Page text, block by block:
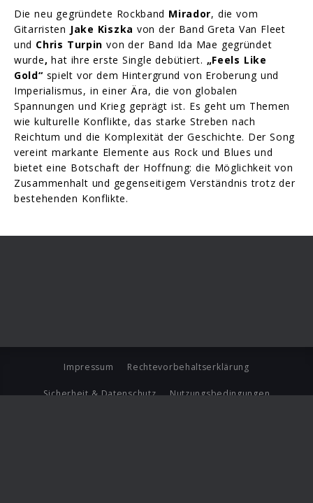
Die neu gegründete Rockband Mirador, die vom
Gitarristen Jake Kiszka von der Band Greta Van Fleet
und Chris Turpin von der Band Ida Mae gegründet
wurde,hat ihre erste Single debütiert. „Feels Like
Gold“ spielt vor dem Hintergrund von Eroberung und
Imperialismus, in einer Ära, die von globalen
Spannungen und Krieg geprägt ist. Es geht um Themen
wie kulturelle Konflikte, das starke Streben nach
Reichtum und die Komplexität der Geschichte. Der Song
vereint markante Elemente aus Rock und Blues und
bietet eine Botschaft der Hoffnung: die Möglichkeit von
Zusammenhalt und gegenseitigem Verständnis trotz der
bestehenden Konflikte.
Impressum Rechtevorbehaltserklärung
Sicherheit & Datenschutz Nutzungsbedingungen